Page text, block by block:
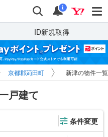
検索 通知
i
ID新規取得
京都郡苅田町 新津の物件一覧
戸建て
条件変更